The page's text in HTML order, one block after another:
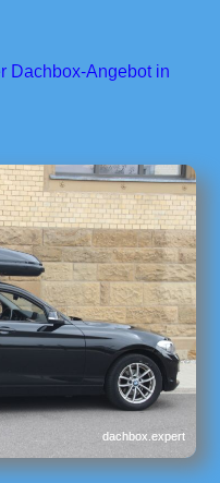
Dachbox-Angebot in
dachbox.expert